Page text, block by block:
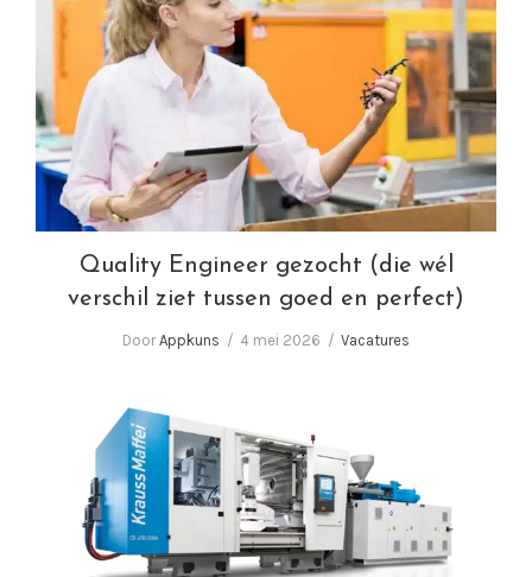
Quality Engineer gezocht (die wél verschil
ziet tussen goed en perfect)
Quality Engineer gezocht (die wél
verschil ziet tussen goed en perfect)
DoorAppkuns 4 mei 2026 Vacatures
Wij zoeken Spuitgieters